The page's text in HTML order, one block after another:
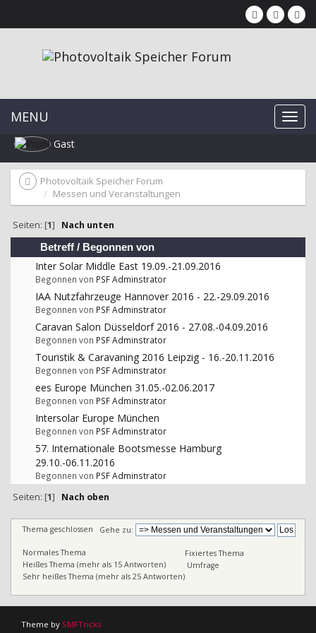
MENU
Gast
Photovoltaik Speicher Forum
Messen und Veranstaltungen
Seiten: [1] Nach unten
Betreff / Begonnen von
Inter Solar Middle East 19.09.-21.09.2016
Begonnen von PSF Adminstrator
IAA Nutzfahrzeuge Hannover 2016 - 22.-29.09.2016
Begonnen von PSF Adminstrator
Caravan Salon Düsseldorf 2016 - 27.08.-04.09.2016
Begonnen von PSF Adminstrator
Touristik & Caravaning 2016 Leipzig - 16.-20.11.2016
Begonnen von PSF Adminstrator
ees Europe München 31.05.-02.06.2017
Begonnen von PSF Adminstrator
Intersolar Europe München
Begonnen von PSF Adminstrator
57. Internationale Bootsmesse Hamburg
29.10.-06.11.2016
Begonnen von PSF Adminstrator
Seiten: [1] Nach oben
Gehe zu:
Normales Thema
Heißes Thema (mehr als 15 Antworten)
Sehr heißes Thema (mehr als 25 Antworten)
Thema geschlossen
Fixiertes Thema
Umfrage
Theme by SMFTricks